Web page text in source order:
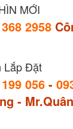
MỚI
2958
Lắp Đặt
056 -
- Mr.Quân